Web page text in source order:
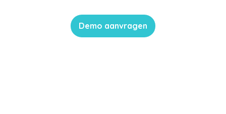
Demo aanvragen